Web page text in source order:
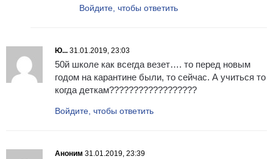
Войдите, чтобы ответить
Ю... 31.01.2019, 23:03
50й школе как всегда везет…. то перед новым
годом на карантине были, то сейчас. А учиться то
когда деткам??????????????????
Войдите, чтобы ответить
Аноним 31.01.2019, 23:39